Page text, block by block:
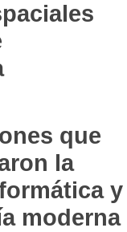
que
la
y
moderna